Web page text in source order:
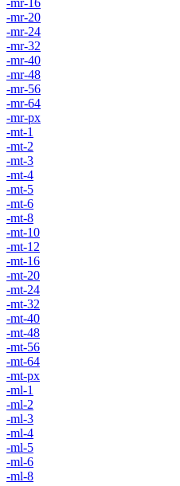
-mr-20
-mr-24
-mr-32
-mr-40
-mr-48
-mr-56
-mr-64
-mr-px
-mt-1
-mt-2
-mt-3
-mt-4
-mt-5
-mt-6
-mt-8
-mt-10
-mt-12
-mt-16
-mt-20
-mt-24
-mt-32
-mt-40
-mt-48
-mt-56
-mt-64
-mt-px
-ml-1
-ml-2
-ml-3
-ml-4
-ml-5
-ml-6
-ml-8